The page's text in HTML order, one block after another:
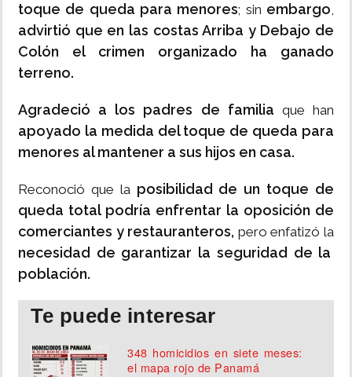
toque de queda para menores; sin embargo,
advirtió que en las costas Arriba y Debajo de
Colón el crimen organizado ha ganado
terreno.
Agradeció a los padres de familia que han
apoyado la medida del toque de queda para
menores al mantener a sus hijos en casa.
Reconoció que laposibilidad de un toque de
queda total podría enfrentar la oposición de
comerciantes y restauranteros, pero enfatizó la
necesidad de garantizar la seguridad de la
población.
Te puede interesar
348 homicidios en siete meses:
el mapa rojo de Panamá